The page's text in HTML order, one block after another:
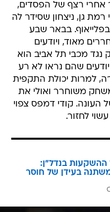
אחרי רצף של הפסדים,
רמת גן, ניצחון שסידר לה
בבאר שבע
מאוד, ויודעים
מכבי תל אביב הוא
שהם נראו לא רע
למרות יכולת התקפית
משוחרר ואולי את
קודי דמפס צפוי
לחזור.
ההשקעות בנדל"ן:
בעידן של חוסר